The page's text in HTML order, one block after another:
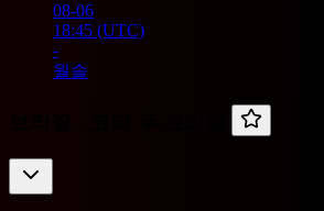
08-06
18:45 (UTC)
-
월솔